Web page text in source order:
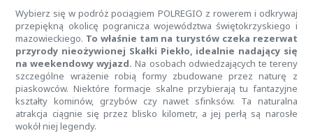
Wybierz się w podróż pociągiem POLREGIO z rowerem i odkrywaj
przepiękną okolicę pogranicza województwa świętokrzyskiego i
mazowieckiego. To właśnie tam na turystów czeka rezerwat
przyrody nieożywionej Skałki Piekło, idealnie nadający się
na weekendowy wyjazd. Na osobach odwiedzających te tereny
szczególne wrażenie robią formy zbudowane przez naturę z
piaskowców. Niektóre formacje skalne przybierają tu fantazyjne
kształty kominów, grzybów czy nawet sfinksów. Ta naturalna
atrakcja ciągnie się przez blisko kilometr, a jej perłą są narosłe
wokół niej legendy.